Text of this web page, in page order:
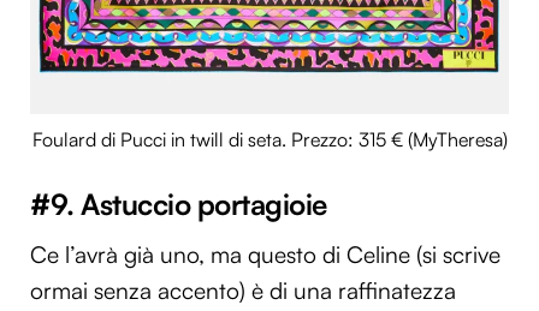
Foulard di Pucci in twill di seta. Prezzo: 315 € (MyTheresa)
#9. Astuccio portagioie
Ce l’avrà già uno, ma questo di Celine (si scrive
ormai senza accento) è di una raffinatezza